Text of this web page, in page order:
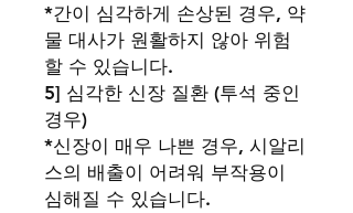
*간이 심각하게 손상된 경우, 약
물 대사가 원활하지 않아 위험
할 수 있습니다.
5] 심각한 신장 질환 (투석 중인
경우)
*신장이 매우 나쁜 경우, 시알리
스의 배출이 어려워 부작용이
심해질 수 있습니다.